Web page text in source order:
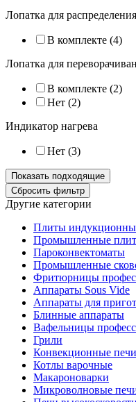
Лопатка для
В комплекте (4)
Лопатка для
В комплекте (2)
Нет (2)
Индикатор нагрева
Нет (3)
Другие категории
Плиты
Промышленные
Пароконвектоматы
Промышленные
Фритюрницы
Аппараты Sous Vide
Аппараты для
Блинные аппараты
Вафельницы
Грили
Конвекционные печи
Котлы варочные
Макароноварки
Микроволновые